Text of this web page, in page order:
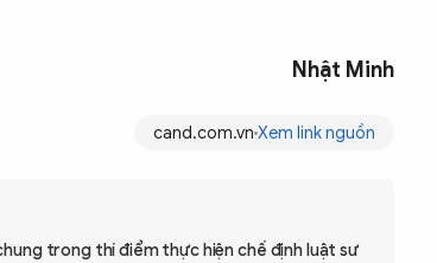
Nhật Minh
cand.com.vn Xem link nguồn
trong thí điểm thực hiện chế định luật sư